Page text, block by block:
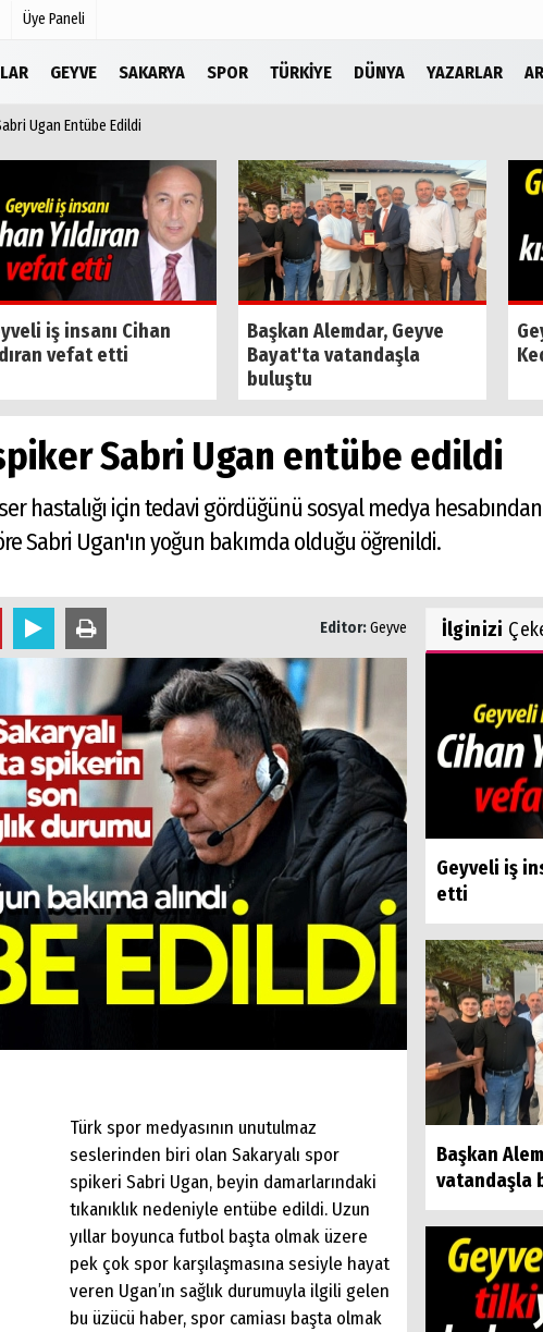
Üye Paneli
GEYVE SAKARYA SPOR TÜRKIYE DÜNYA YAZARLAR
Video Galeri
Foto Galeri
Etkinlikler
Ugan Entübe Edildi
iş insanı Cihan
vefat etti
Başkan Alemdar, Geyve
Bayat'ta vatandaşla
buluştu
Sabri Ugan entübe edildi
hastalığı için tedavi gördüğünü sosyal medya
Sabri Ugan'ın yoğun bakımda olduğu öğrenildi.
Editor:Geyve
Türk spor medyasının unutulmaz
seslerinden biri olan Sakaryalı spor
spikeri Sabri Ugan, beyin damarlarındaki
tıkanıklık nedeniyle entübe edildi. Uzun
yıllar boyunca futbol başta olmak üzere
pek çok spor karşılaşmasına sesiyle hayat
veren Ugan’ın sağlık durumuyla ilgili gelen
bu üzücü haber, spor camiası başta olmak
İlginizi
Geyveli iş
etti
Başkan
vatandaşla